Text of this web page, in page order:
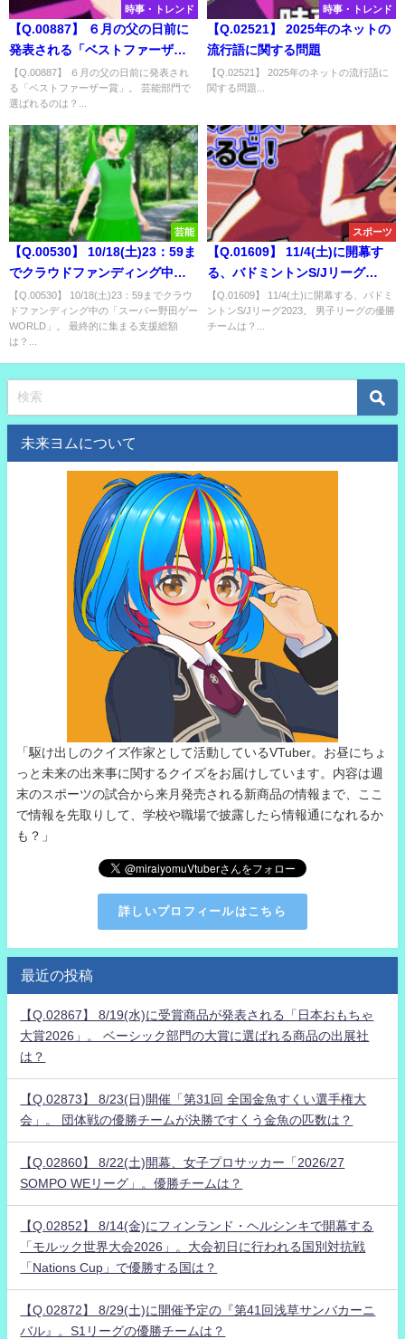
時事・トレンド
【Q.00887】 ６月の父の日前に
発表される「ベストファーザー
賞」。 芸能部門で選ばれるの
は？
【Q.00887】 ６月の父の日前に発表され
る「ベストファーザー賞」。 芸能部門で
選ばれるのは？...
時事・トレンド
【Q.02521】 2025年のネットの
流行語に関する問題
【Q.02521】 2025年のネットの流行語に
関する問題...
芸能
【Q.00530】 10/18(土)23：59ま
でクラウドファンディング中の
「スーパー野田ゲーWORLD」。
最終的に集まる支援総額は？
【Q.00530】 10/18(土)23：59までクラウ
ドファンディング中の「スーパー野田ゲー
WORLD」。 最終的に集まる支援総額
は？...
スポーツ
【Q.01609】 11/4(土)に開幕す
る、バドミントンS/Jリーグ
2023。 男子リーグの優勝チーム
は？
【Q.01609】 11/4(土)に開幕する、バドミ
ントンS/Jリーグ2023。 男子リーグの優勝
チームは？...
未来ヨムについて
「駆け出しのクイズ作家として活動しているVTuber。お昼にちょ
っと未来の出来事に関するクイズをお届けしています。内容は週
末のスポーツの試合から来月発売される新商品の情報まで、ここ
で情報を先取りして、学校や職場で披露したら情報通になれるか
も？」
詳しいプロフィールはこちら
最近の投稿
【Q.02867】 8/19(水)に受賞商品が発表される「日本おもちゃ
大賞2026」。 ベーシック部門の大賞に選ばれる商品の出展社
は？
【Q.02873】 8/23(日)開催「第31回 全国金魚すくい選手権大
会」。 団体戦の優勝チームが決勝ですくう金魚の匹数は？
【Q.02860】 8/22(土)開幕、女子プロサッカー「2026/27
SOMPO WEリーグ」。優勝チームは？
【Q.02852】 8/14(金)にフィンランド・ヘルシンキで開幕する
「モルック世界大会2026」。大会初日に行われる国別対抗戦
「Nations Cup」で優勝する国は？
【Q.02872】 8/29(土)に開催予定の『第41回浅草サンバカーニ
バル』。S1リーグの優勝チームは？